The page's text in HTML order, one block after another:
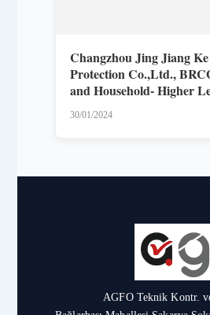
Changzhou Jing Jiang
Protection Co.,Ltd.,
and Household- Higher
30/01/2024
AGFO Teknik Kontr.